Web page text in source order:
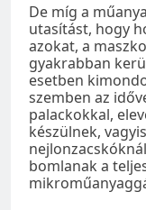
De míg a
utasítást, hogy
azokat, a
gyakrabban
esetben
szemben az
palackokkal,
készülnek,
bomlanak a